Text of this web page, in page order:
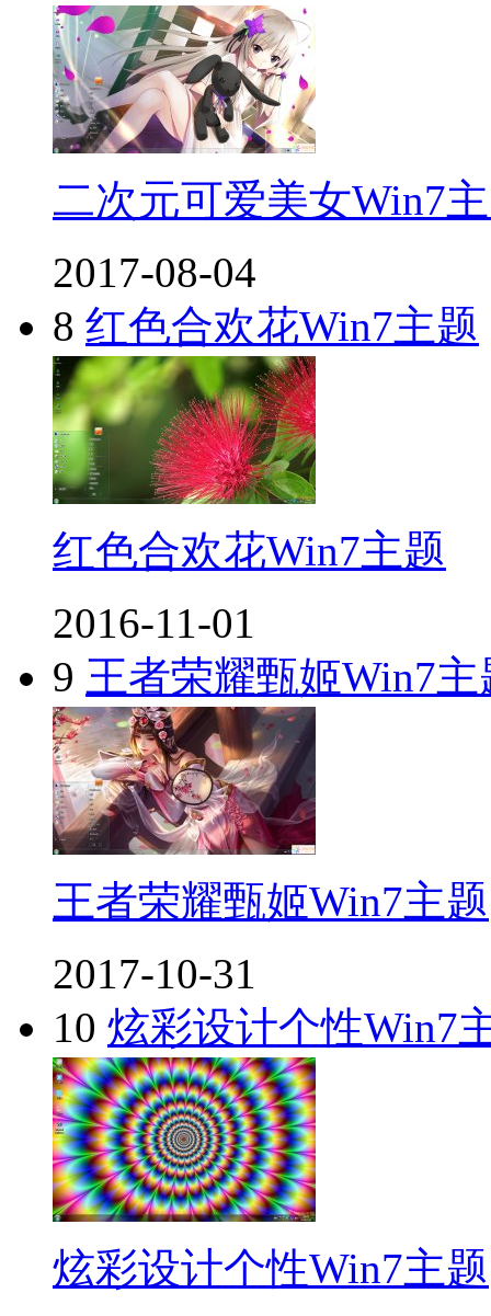
二次元可爱美女Win7
2017-08-04
8 红色合欢花Win7主题
红色合欢花Win7主题
2016-11-01
9 王者荣耀甄姬Win7主
王者荣耀甄姬Win7主题
2017-10-31
10 炫彩设计个性Win7
炫彩设计个性Win7主题